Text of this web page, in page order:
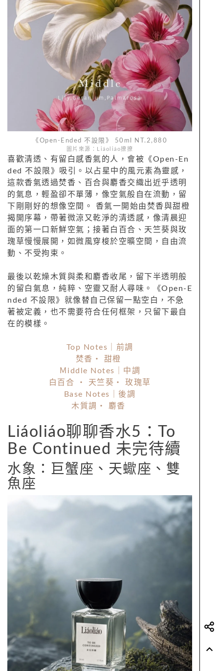
《Open-Ended 不設限》 50ml NT.2,880
圖片來源：Liáoliáo撩撩
喜歡清透、有留白感香氣的人，會被《Open-En
ded 不設限》吸引。以占星中的風元素為靈感，
這款香氣透過焚香、百合與麝香交織出近乎透明
的氣息，輕盈卻不單薄，像空氣般自在流動，留
下剛剛好的想像空間。 香氣一開始由焚香與甜橙
揭開序幕，帶著微涼又乾淨的清透感，像清晨迎
面的第一口新鮮空氣；接著白百合、天竺葵與玫
瑰草慢慢展開，如微風穿梭於空曠空間，自由流
動、不受拘束。
最後以乾燥木質與柔和麝香收尾，留下半透明般
的留白氣息，純粹、空靈又耐人尋味。《Open-E
nded 不設限》就像替自己保留一點空白，不急
著被定義，也不需要符合任何框架，只留下最自
在的模樣。
Top Notes｜前調
焚香・ 甜橙
Ｍiddle Notes｜中調
白百合 ・ 天竺葵・ 玫瑰草
Base Notes｜後調
木質調・ 麝香
Liáoliáo聊聊香水5：To
Be Continued 未完待續
水象：巨蟹座、天蠍座、雙
魚座